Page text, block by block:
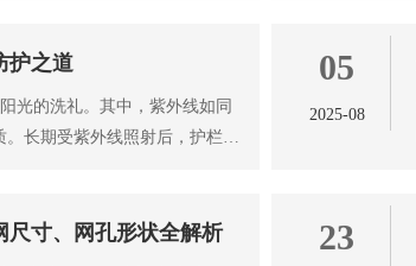
护之道
光的洗礼。其中，紫外线如同
。长期受紫外线照射后，护栏网
05
2025-08
尺寸、网孔形状全解析 23